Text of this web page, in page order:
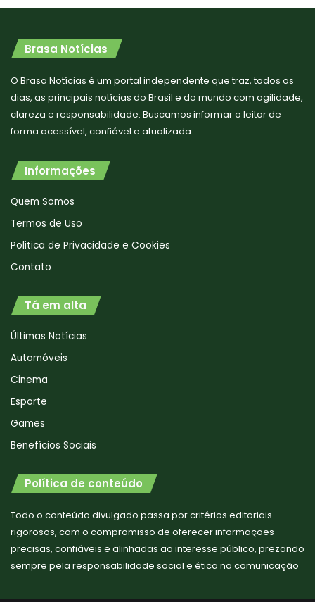
Brasa Notícias
O Brasa Notícias é um portal independente que traz, todos os
dias, as principais notícias do Brasil e do mundo com agilidade,
clareza e responsabilidade. Buscamos informar o leitor de
forma acessível, confiável e atualizada.
Informações
Quem Somos
Termos de Uso
Politica de Privacidade e Cookies
Contato
Tá em alta
Últimas Notícias
Automóveis
Cinema
Esporte
Games
Benefícios Sociais
Política de conteúdo
Todo o conteúdo divulgado passa por critérios editoriais
rigorosos, com o compromisso de oferecer informações
precisas, confiáveis e alinhadas ao interesse público, prezando
sempre pela responsabilidade social e ética na comunicação